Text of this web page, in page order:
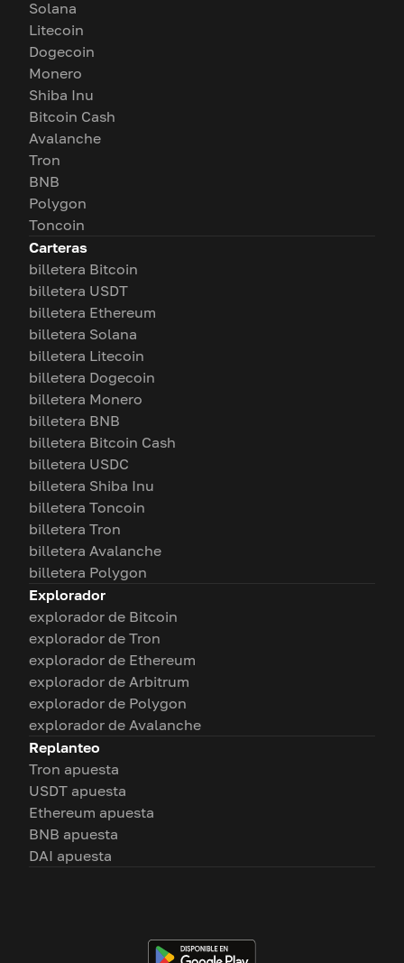
Solana
Litecoin
Dogecoin
Monero
Shiba Inu
Bitcoin Cash
Avalanche
Tron
BNB
Polygon
Toncoin
Carteras
billetera Bitcoin
billetera USDT
billetera Ethereum
billetera Solana
billetera Litecoin
billetera Dogecoin
billetera Monero
billetera BNB
billetera Bitcoin Cash
billetera USDC
billetera Shiba Inu
billetera Toncoin
billetera Tron
billetera Avalanche
billetera Polygon
Explorador
explorador de Bitcoin
explorador de Tron
explorador de Ethereum
explorador de Arbitrum
explorador de Polygon
explorador de Avalanche
Replanteo
Tron apuesta
USDT apuesta
Ethereum apuesta
BNB apuesta
DAI apuesta